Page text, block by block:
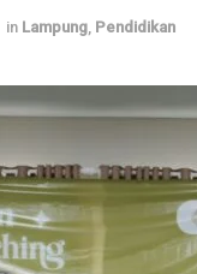
in Lampung Pendidikan